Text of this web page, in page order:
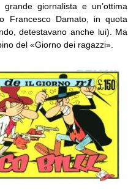
giornalista e un’ottima
Francesco Damato, in quota
detestavano anche lui). Ma
del «Giorno dei ragazzi».